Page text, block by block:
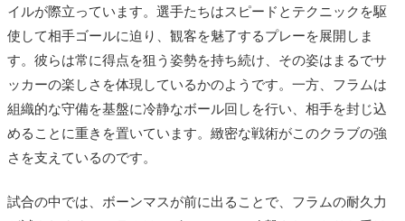
イルが際立っています。選手たちはスピードとテクニックを駆
使して相手ゴールに迫り、観客を魅了するプレーを展開しま
す。彼らは常に得点を狙う姿勢を持ち続け、その姿はまるでサ
ッカーの楽しさを体現しているかのようです。一方、フラムは
組織的な守備を基盤に冷静なボール回しを行い、相手を封じ込
めることに重きを置いています。緻密な戦術がこのクラブの強
さを支えているのです。
試合の中では、ボーンマスが前に出ることで、フラムの耐久力